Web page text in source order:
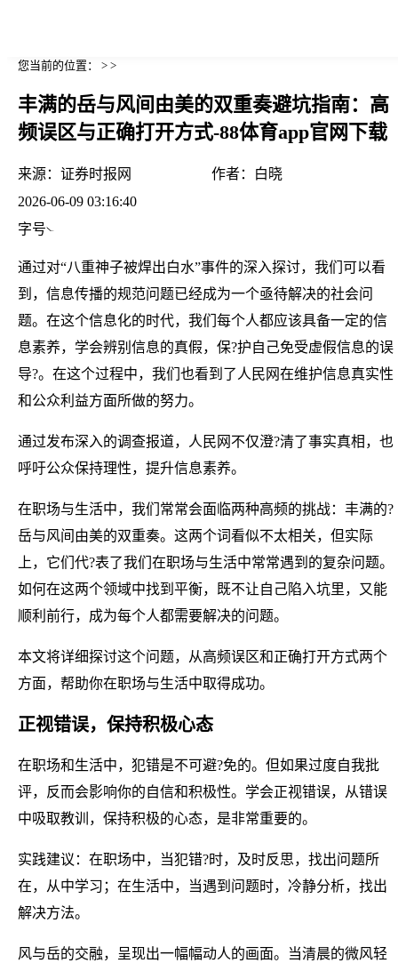
您当前的位置： > >
丰满的岳与风间由美的双重奏避坑指南：高
频误区与正确打开方式-88体育app官网下载
来源： 证券时报网 作者：
白晓
2026-06-09 03:16:40
字号
通过对“八重神子被焊出白水”事件的深入探讨，我们可以看
到，信息传播的规范问题已经成为一个亟待解决的社会问
题。在这个信息化的时代，我们每个人都应该具备一定的信
息素养，学会辨别信息的真假，保?护自己免受虚假信息的误
导?。在这个过程中，我们也看到了人民网在维护信息真实性
和公众利益方面所做的努力。
通过发布深入的调查报道，人民网不仅澄?清了事实真相，也
呼吁公众保持理性，提升信息素养。
在职场与生活中，我们常常会面临两种高频的挑战：丰满的?
岳与风间由美的双重奏。这两个词看似不太相关，但实际
上，它们代?表了我们在职场与生活中常常遇到的复杂问题。
如何在这两个领域中找到平衡，既不让自己陷入坑里，又能
顺利前行，成为每个人都需要解决的问题。
本文将详细探讨这个问题，从高频误区和正确打开方式两个
方面，帮助你在职场与生活中取得成功。
正视错误，保持积极心态
在职场和生活中，犯错是不可避?免的。但如果过度自我批
评，反而会影响你的自信和积极性。学会正视错误，从错误
中吸取教训，保持积极的心态，是非常重要的。
实践建议：在职场中，当犯错?时，及时反思，找出问题所
在，从中学习；在生活中，当遇到问题时，冷静分析，找出
解决方法。
风与岳的交融，呈现出一幅幅动人的画面。当清晨的微风轻